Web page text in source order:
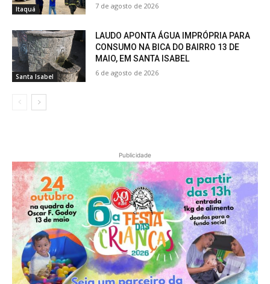
Itaquá 7 de agosto de 2026
Santa Isabel
LAUDO APONTA ÁGUA IMPRÓPRIA PARA
CONSUMO NA BICA DO BAIRRO 13 DE
MAIO, EM SANTA ISABEL
6 de agosto de 2026
Publicidade